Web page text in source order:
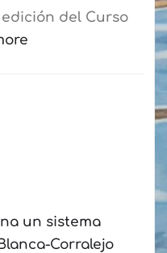
del Curso
un sistema
Corralejo